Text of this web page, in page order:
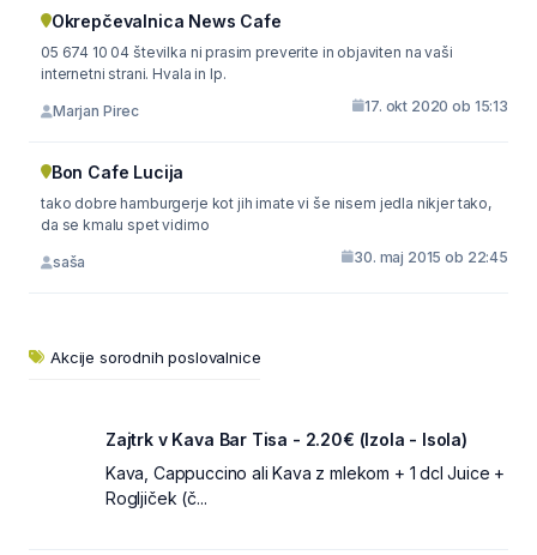
Okrepčevalnica News Cafe
05 674 10 04 številka ni prasim preverite in objaviten na vaši
internetni strani. Hvala in lp.
Marjan Pirec 17. okt 2020 ob 15:13
Bon Cafe Lucija
tako dobre hamburgerje kot jih imate vi še nisem jedla nikjer tako,
da se kmalu spet vidimo
saša 30. maj 2015 ob 22:45
Akcije sorodnih poslovalnice
Zajtrk v Kava Bar Tisa - 2.20€ (Izola - Isola)
Kava, Cappuccino ali Kava z mlekom + 1 dcl Juice +
Rogljiček (č...